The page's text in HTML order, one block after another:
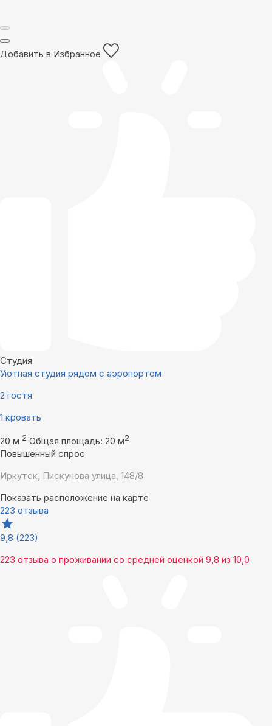
Добавить в Избранное
Студия
Уютная студия рядом с аэропортом
2 гостя
1 кровать
20 м 2 Общая площадь: 20 м2
Повышенный спрос
Иркутск, Пискунова улица, 148/8
Показать расположение на карте
223 отзыва
9,8 (223)
223 отзыва о проживании со средней оценкой 9,8 из 10,0